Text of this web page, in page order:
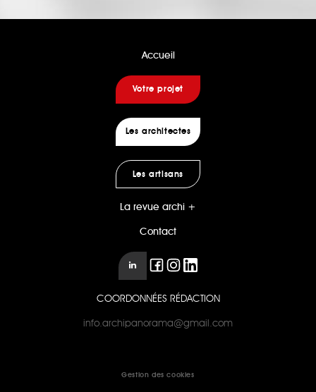
Accueil
Votre projet
Les architectes
Les artisans
La revue archi +
Contact
COORDONNÉES RÉDACTION
info.archipanorama@gmail.com
Gestion des cookies